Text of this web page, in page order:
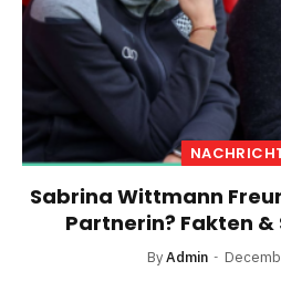
Sabrina Wittmann
Partnerin? Fakten
By Admin